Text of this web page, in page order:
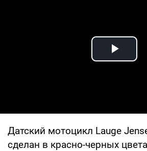
Play
Датский мотоцикл Lauge
сделан в красно-черных